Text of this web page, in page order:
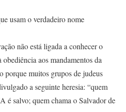
usam o verdadeiro nome
não está ligada a conhecer o
aos mandamentos da
porque muitos grupos de judeus
a seguinte heresia: “quem
é salvo; quem chama o Salvador de